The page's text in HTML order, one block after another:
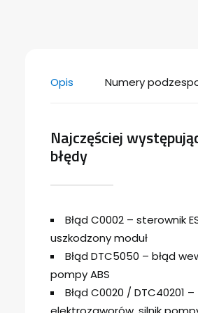
Opis Numery
Najczęściej
błędy
Błąd C0002 – sterownik
uszkodzony moduł
Błąd DTC5050 – błąd
pompy ABS
Błąd C0020 / DTC40201